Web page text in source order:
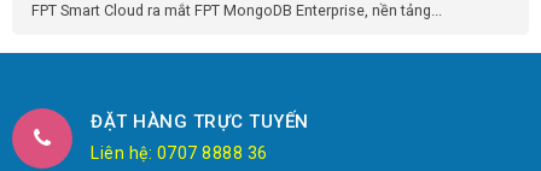
FPT Smart Cloud ra mắt FPT MongoDB Enterprise, nền tảng...
ĐẶT HÀNG TRỰC TUYẾN
Liên hệ: 0707 8888 36